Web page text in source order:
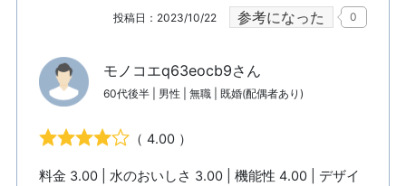
投稿日：2023/10/22 参考になった 0
モノコエq63eocb9さん
60代後半 | 男性 | 無職 | 既婚(配偶者あり)
（ 4.00 ）
料金 3.00 | 水のおいしさ 3.00 | 機能性 4.00 | デザイ